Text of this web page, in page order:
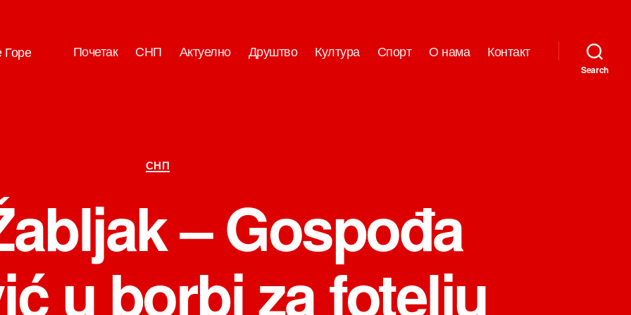
Горе Почетак СНП Актуелно Друштво Култура Спорт О нама Контакт
Search
Категорије
СНП
– Gospođa
u borbi za fotelju